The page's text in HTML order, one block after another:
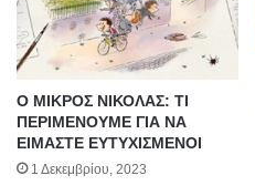
Ο ΜΙΚΡΟΣ ΝΙΚΟΛΑΣ: ΤΙ
ΠΕΡΙΜΕΝΟΥΜΕ ΓΙΑ ΝΑ
ΕΙΜΑΣΤΕ ΕΥΤΥΧΙΣΜΕΝΟΙ
1 Δεκεμβρίου, 2023